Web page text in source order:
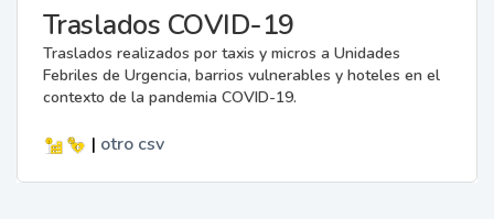
Traslados COVID-19
Traslados realizados por taxis y micros a Unidades
Febriles de Urgencia, barrios vulnerables y hoteles en el
contexto de la pandemia COVID-19.
| otro csv